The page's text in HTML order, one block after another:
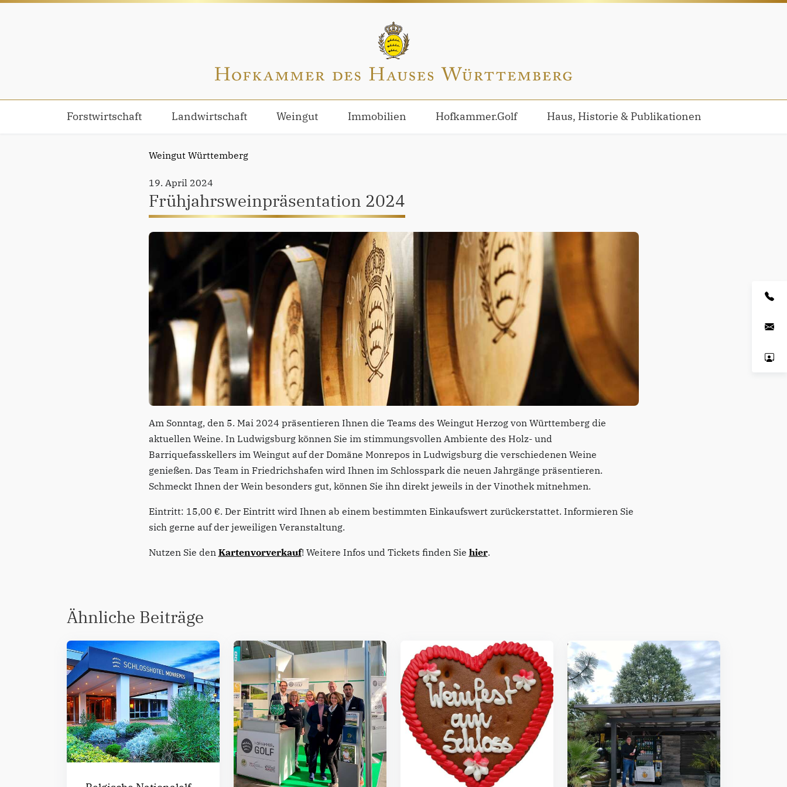
Forstwirtschaft Landwirtschaft Weingut Immobilien Hofkammer.Golf Haus, Historie & Publikationen
Weingut Württemberg
19. April 2024
Frühjahrsweinpräsentation 2024
Am Sonntag, den 5. Mai 2024 präsentieren Ihnen die Teams des Weingut Herzog von Württemberg die
aktuellen Weine. In Ludwigsburg können Sie im stimmungsvollen Ambiente des Holz- und
Barriquefasskellers im Weingut auf der Domäne Monrepos in Ludwigsburg die verschiedenen Weine
genießen. Das Team in Friedrichshafen wird Ihnen im Schlosspark die neuen Jahrgänge präsentieren.
Schmeckt Ihnen der Wein besonders gut, können Sie ihn direkt jeweils in der Vinothek mitnehmen.
Eintritt: 15,00 €. Der Eintritt wird Ihnen ab einem bestimmten Einkaufswert zurückerstattet. Informieren Sie
sich gerne auf der jeweiligen Veranstaltung.
Nutzen Sie den Kartenvorverkauf! Weitere Infos und Tickets finden Sie hier.
Ähnliche Beiträge